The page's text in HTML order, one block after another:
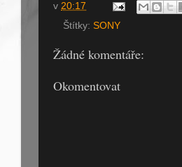
v 20:17
Štítky: SONY
Žádné komentáře:
Okomentovat